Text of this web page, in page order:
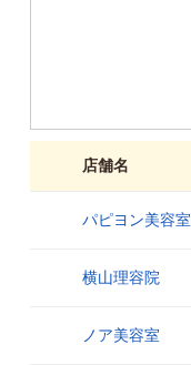
店舗名
パピヨン美容室
横山理容院
ノア美容室